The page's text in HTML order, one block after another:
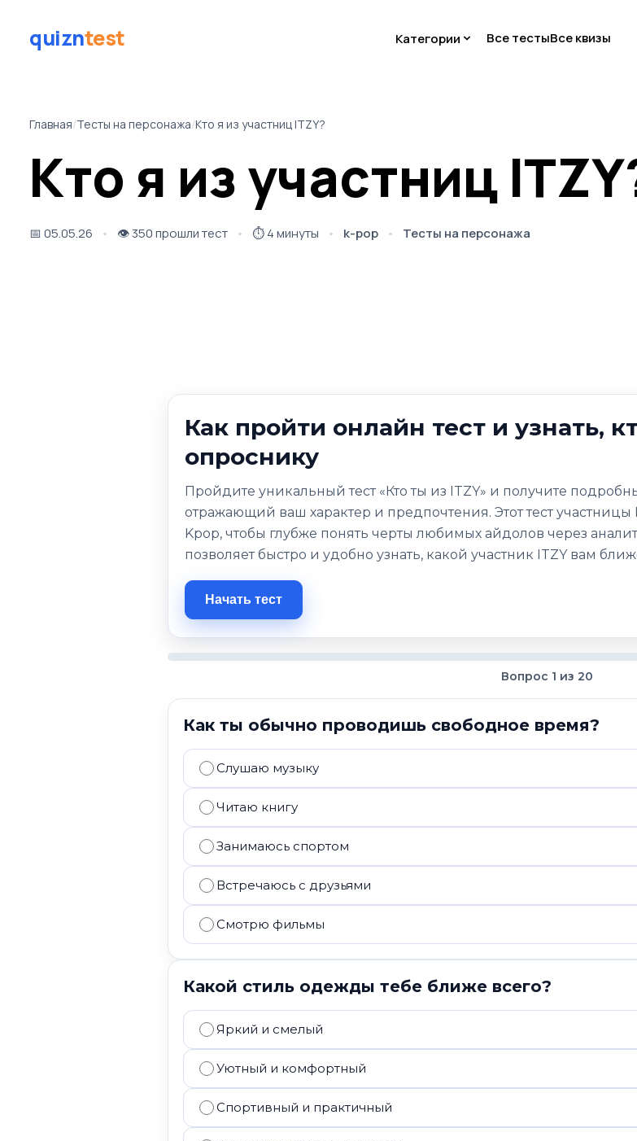
quizntest Категории Все тестыВсе квизы
Главная/Тесты на персонажа/Кто я из участниц ITZY?
Кто я из участниц
📅 05.05.26 👁️350 прошли тест ⏱️4 минуты k-pop Тесты на персонажа
Как пройти онлайн тест и узнать,
опроснику
Пройдите уникальный тест «Кто ты из ITZY» и получите
отражающий ваш характер и предпочтения. Этот тест
Kpop, чтобы глубже понять черты любимых айдолов через
позволяет быстро и удобно узнать, какой участник ITZY вам
Начать тест
Вопрос 1 из 20
Как ты обычно проводишь свободное время?
Слушаю музыку
Читаю книгу
Занимаюсь спортом
Встречаюсь с друзьями
Смотрю фильмы
Какой стиль одежды тебе ближе всего?
Яркий и смелый
Уютный и комфортный
Спортивный и практичный